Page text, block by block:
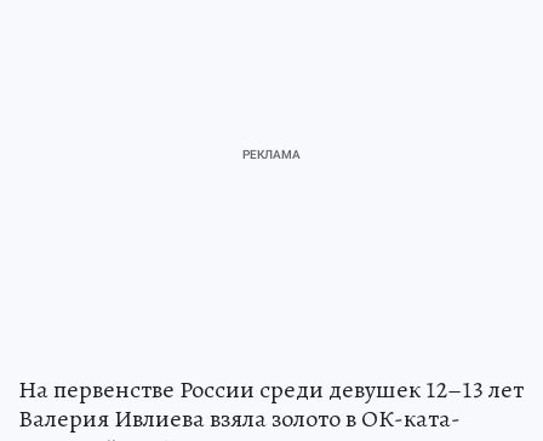
На первенстве России среди девушек 12–13 лет
Валерия Ивлиева взяла золото в ОК-ката-